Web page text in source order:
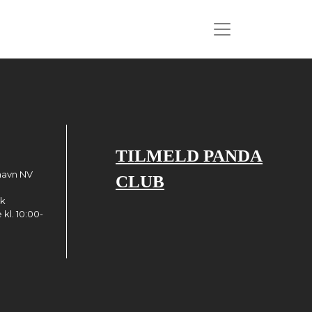
NV
10:00-
TILMELD PANDA
CLUB